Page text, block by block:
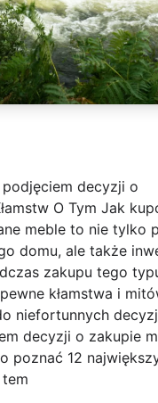
decyzji o
O Tym Jak
meble to nie tylko
domu, ale także
zakupu tego
kłamstwa i
niefortunnych
decyzji o zakupie
poznać 12